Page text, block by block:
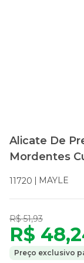
Alicate De
Mordentes
11720 MAYLE
R$ 51,93
R$
Preço exclusivo